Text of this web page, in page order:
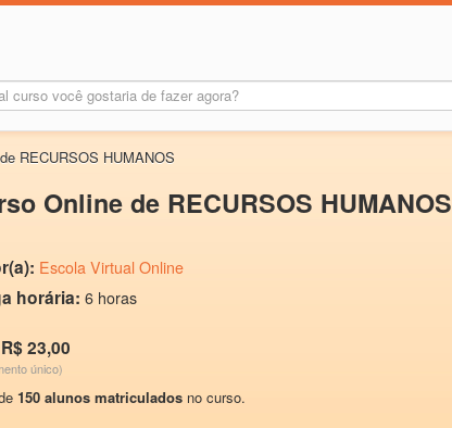
RECURSOS HUMANOS
Online de RECURSOS HUMANOS
Escola Virtual Online
horária: 6 horas
23,00
único)
150 alunos matriculados no curso.